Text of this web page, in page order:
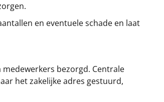
en eventuele schade en laat
bezorgd. Centrale
het zakelijke adres gestuurd,